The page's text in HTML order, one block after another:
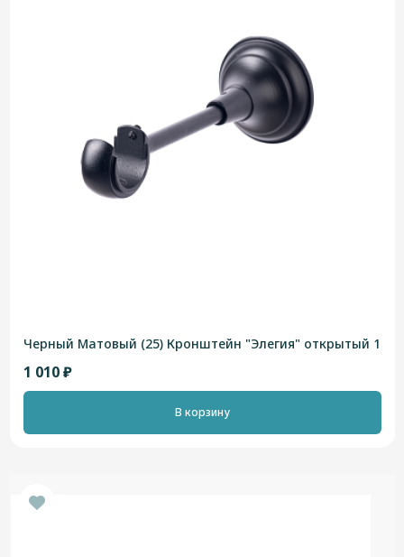
Черный Матовый (25) Кронштейн "Элегия" открытый 1
1 010 ₽
В корзину